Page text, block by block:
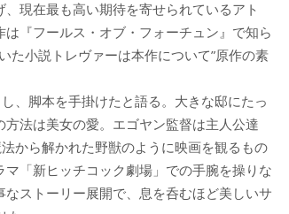
現在最も高い期待を寄せられているアト
『フールス・オブ・フォーチュン』で知ら
小説トレヴァーは本作について”原作の素
、脚本を手掛けたと語る。大きな邸にたっ
法は美女の愛。エゴヤン監督は主人公達
から解かれた野獣のように映画を観るもの
「新ヒッチコック劇場」での手腕を操りな
ストーリー展開で、息を呑むほど美しいサ